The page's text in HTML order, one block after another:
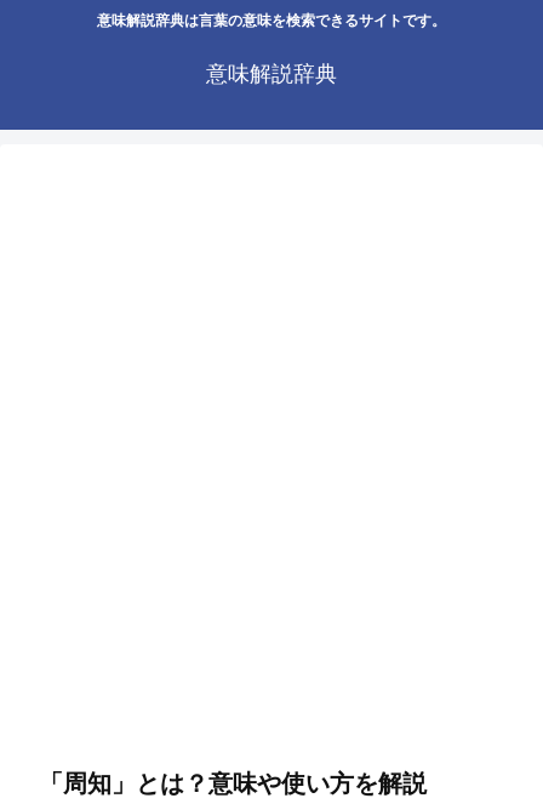
意味解説辞典は言葉の意味を検索できるサイトです。
意味解説辞典
「周知」とは？意味や使い方を解説